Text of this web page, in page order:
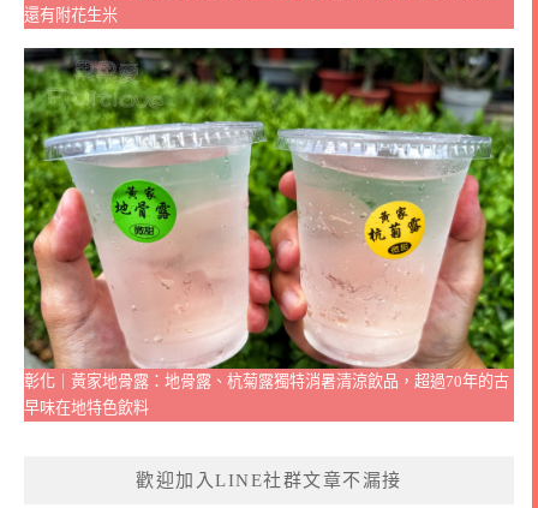
還有附花生米
彰化｜黃家地骨露：地骨露、杭菊露獨特消暑清涼飲品，超過70年的古
早味在地特色飲料
歡迎加入LINE社群文章不漏接